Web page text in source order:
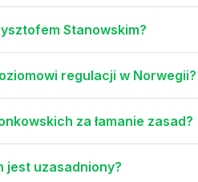
Stanowskim?
regulacji w Norwegii?
za łamanie zasad?
jest uzasadniony?